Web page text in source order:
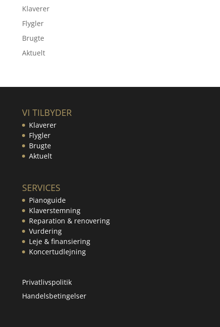
Klaverer
Flygler
Brugte
Aktuelt
VI TILBYDER
Klaverer
Flygler
Brugte
Aktuelt
SERVICES
Pianoguide
Klaverstemning
Reparation & renovering
Vurdering
Leje & finansiering
Koncertudlejning
Privatlivspolitik
Handelsbetingelser